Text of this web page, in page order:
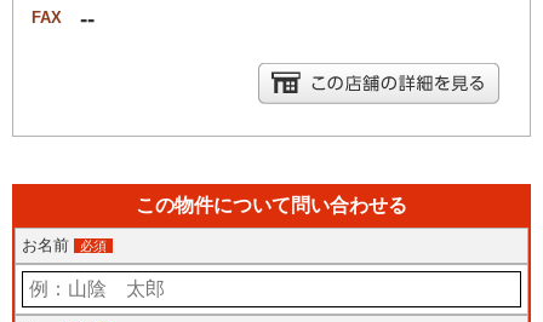
FAX --